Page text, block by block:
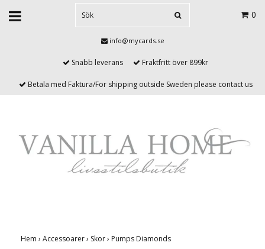
0
info@mycards.se
Snabb leverans Fraktfritt över 899kr
Betala med Faktura/For shipping outside Sweden please contact us
Hem › Accessoarer› Skor› Pumps Diamonds